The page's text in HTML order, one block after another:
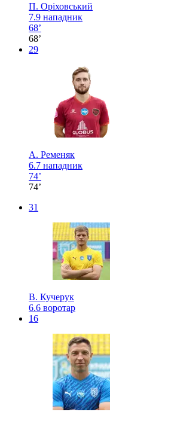
П. Оріховський
7.9 нападник
68’
68’
29
А. Ременяк
6.7 нападник
74’
74’
31
В. Кучерук
6.6 воротар
16